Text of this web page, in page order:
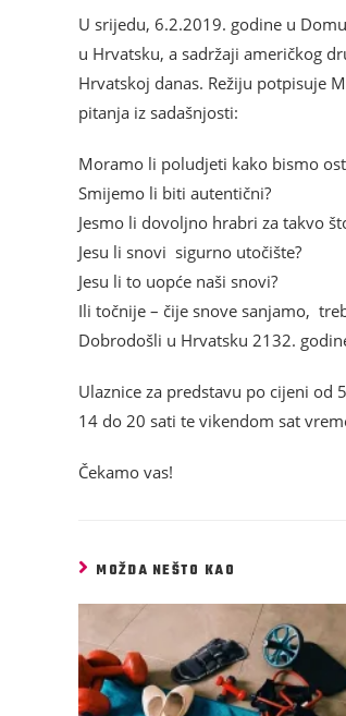
U srijedu, 6.2.2019. godine u
u Hrvatsku, a sadržaji američkog
Hrvatskoj danas. Režiju potpisuje
pitanja iz sadašnjosti:
Moramo li poludjeti kako bismo
Smijemo li biti autentični?
Jesmo li dovoljno hrabri za takvo
Jesu li snovi sigurno utočište?
Jesu li to uopće naši snovi?
Ili točnije – čije snove sanjamo,
Dobrodošli u Hrvatsku 2132.
Ulaznice za predstavu po cijeni
14 do 20 sati te vikendom sat
Čekamo vas!
MOŽDA NEŠTO KAO